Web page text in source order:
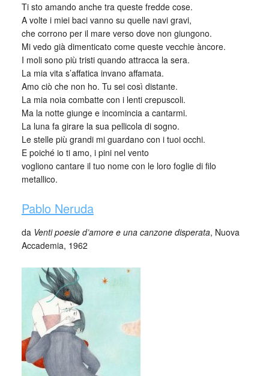
Ti sto amando anche tra queste fredde cose.
A volte i miei baci vanno su quelle navi gravi,
che corrono per il mare verso dove non giungono.
Mi vedo già dimenticato come queste vecchie àncore.
I moli sono più tristi quando attracca la sera.
La mia vita s’affatica invano affamata.
Amo ciò che non ho. Tu sei così distante.
La mia noia combatte con i lenti crepuscoli.
Ma la notte giunge e incomincia a cantarmi.
La luna fa girare la sua pellicola di sogno.
Le stelle più grandi mi guardano con i tuoi occhi.
E poiché io ti amo, i pini nel vento
vogliono cantare il tuo nome con le loro foglie di filo
metallico.
Pablo Neruda
da Venti poesie d’amore e una canzone disperata, Nuova
Accademia, 1962